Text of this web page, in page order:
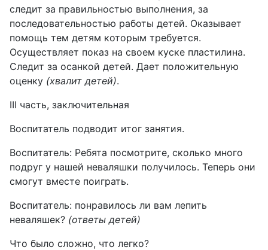
следит за правильностью выполнения, за
последовательностью работы детей. Оказывает
помощь тем детям которым требуется.
Осуществляет показ на своем куске пластилина.
Следит за осанкой детей. Дает положительную
оценку (хвалит детей).
III часть, заключительная
Воспитатель подводит итог занятия.
Воспитатель: Ребята посмотрите, сколько много
подруг у нашей неваляшки получилось. Теперь они
смогут вместе поиграть.
Воспитатель: понравилось ли вам лепить
неваляшек? (ответы детей)
Что было сложно, что легко?